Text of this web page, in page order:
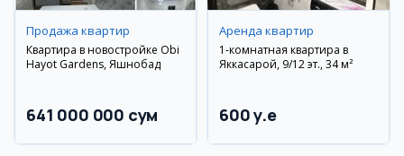
Продажа квартир
Квартира в новостройке Obi
Hayot Gardens, Яшнобад
641 000 000 сум
Аренда квартир
1-комнатная квартира в
Яккасарой, 9/12 эт., 34 м²
600 y.e